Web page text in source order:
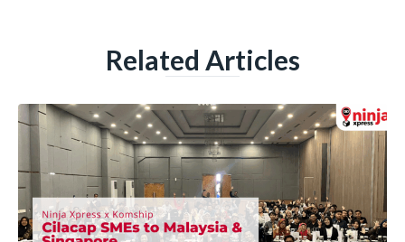
Related Articles